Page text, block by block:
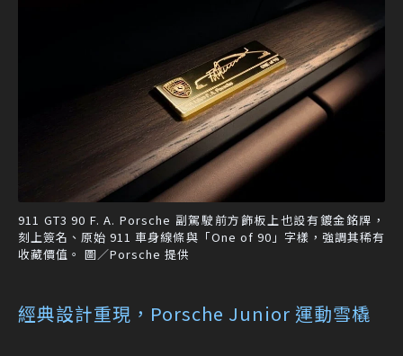
911 GT3 90 F. A. Porsche 副駕駛前方飾板上也設有鍍金銘牌，
刻上簽名、原始 911 車身線條與「One of 90」字樣，強調其稀有
收藏價值。 圖／Porsche 提供
經典設計重現，Porsche Junior 運動雪橇